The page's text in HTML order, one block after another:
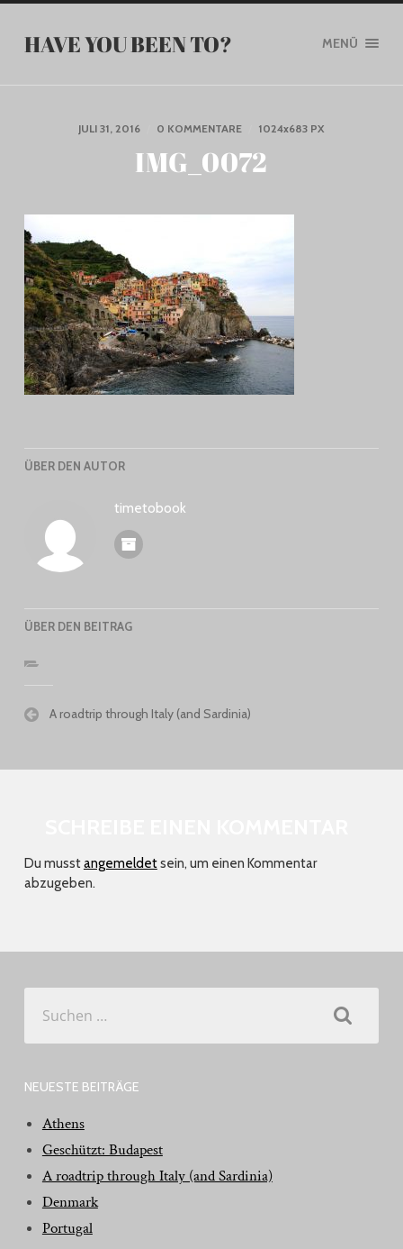
HAVE YOU BEEN TO? MENÜ
JULI 31, 2016 0 KOMMENTARE 1024x683 PX
IMG_0072
ÜBER DEN AUTOR
timetobook
ÜBER DEN BEITRAG
Beitragsnavigation
A roadtrip through Italy (and Sardinia)
Du musstangemeldetsein, um einen Kommentar
abzugeben.
nach:
NEUESTE BEITRÄGE
Athens
Geschützt: Budapest
A roadtrip through Italy (and Sardinia)
Denmark
Portugal